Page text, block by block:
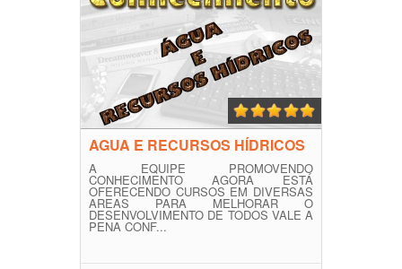
AGUA E RECURSOS HÍDRICOS
A EQUIPE PROMOVENDO
CONHECIMENTO AGORA ESTÁ
OFERECENDO CURSOS EM DIVERSAS
AREAS PARA MELHORAR O
DESENVOLVIMENTO DE TODOS VALE A
PENA CONF...